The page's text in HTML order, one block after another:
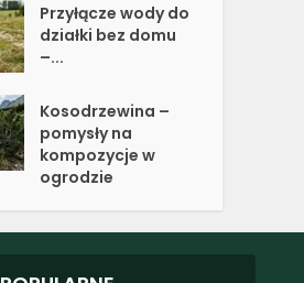
Przyłącze wody do
działki bez domu
–...
Kosodrzewina –
pomysły na
kompozycje w
ogrodzie